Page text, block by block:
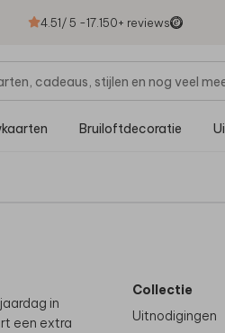
4.51/ 5 -17.150+ reviews
Bruiloftdecoratie
in
een extra
Collectie
Uitnodigingen